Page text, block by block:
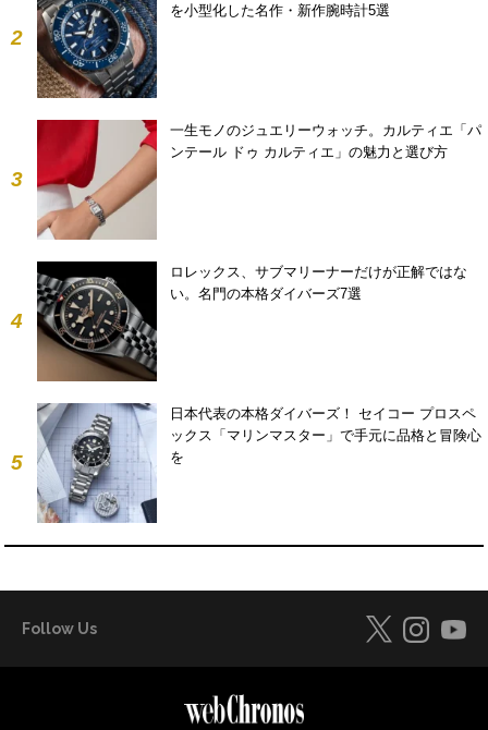
2
を小型化した名作・新作腕時計5選
3
一生モノのジュエリーウォッチ。カルティエ「パ
ンテール ドゥ カルティエ」の魅力と選び方
4
ロレックス、サブマリーナーだけが正解ではな
い。名門の本格ダイバーズ7選
5
日本代表の本格ダイバーズ！ セイコー プロスペ
ックス「マリンマスター」で手元に品格と冒険心
を
Follow Us